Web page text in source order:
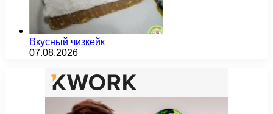
Вкусный чизкейк
07.08.2026